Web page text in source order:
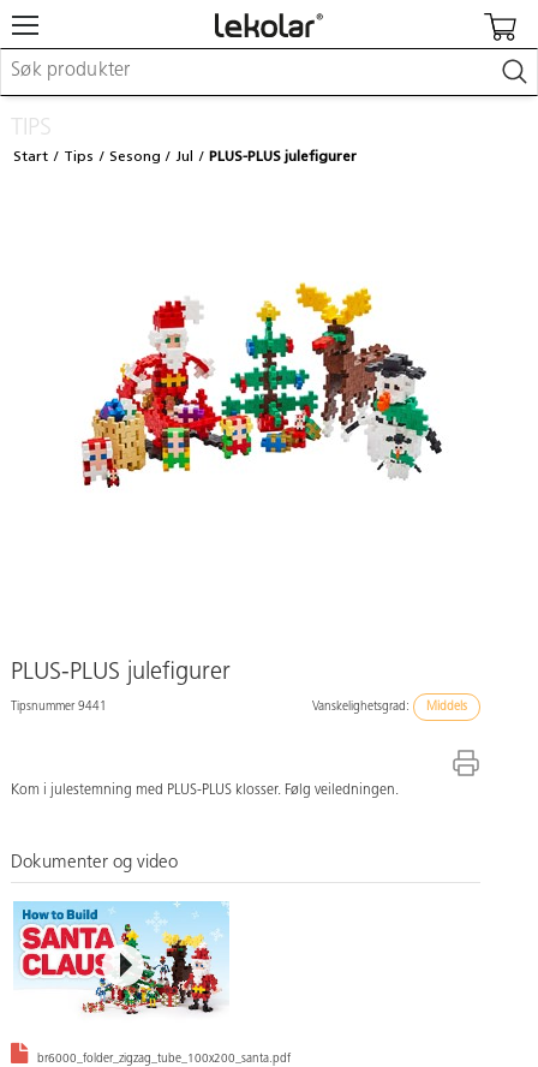
Møbler & innredning
Kunst & håndverk
Logge inn / registrere meg
Kampanjer/kataloger
TIPS
Start Tips Sesong Jul PLUS-PLUS julefigurer
PLUS-PLUS julefigurer
Tipsnummer 9441 Vanskelighetsgrad: Middels
Kom i julestemning med PLUS-PLUS klosser. Følg veiledningen.
Dokumenter og video
br6000_folder_zigzag_tube_100x200_santa.pdf